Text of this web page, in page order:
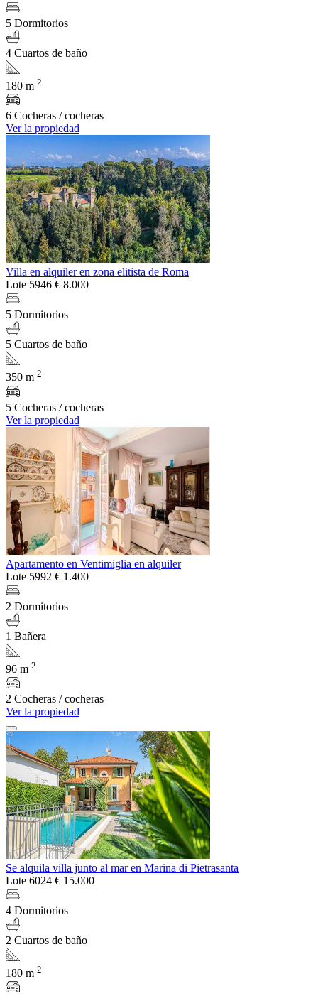
5 Dormitorios
4 Cuartos de baño
180 m 2
6 Cocheras / cocheras
Ver la propiedad
Villa en alquiler en zona elitista de Roma
Lote 5946 € 8.000
5 Dormitorios
5 Cuartos de baño
350 m 2
5 Cocheras / cocheras
Ver la propiedad
Apartamento en Ventimiglia en alquiler
Lote 5992 € 1.400
2 Dormitorios
1 Bañera
96 m 2
2 Cocheras / cocheras
Ver la propiedad
Se alquila villa junto al mar en Marina di Pietrasanta
Lote 6024 € 15.000
4 Dormitorios
2 Cuartos de baño
180 m 2